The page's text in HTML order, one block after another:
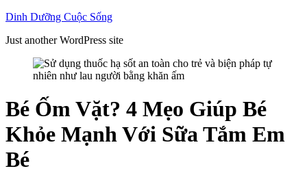
Skip
content
Dinh Dưỡng Cuộc Sống
Just another WordPress site
Bé Ốm Vặt? 4 Mẹo Giúp Bé
Khỏe Mạnh Với Sữa Tắm Em
Bé